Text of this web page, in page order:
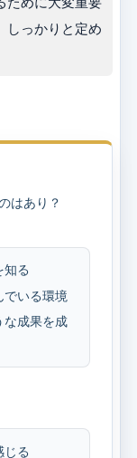
しっかりと定め
はあり？
る
いる環境
成果を成
る